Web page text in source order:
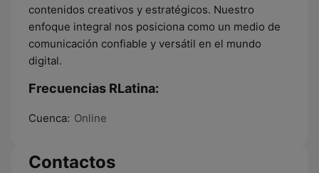
contenidos creativos y estratégicos. Nuestro
enfoque integral nos posiciona como un medio de
comunicación confiable y versátil en el mundo
digital.
Frecuencias RLatina:
Cuenca: Online
Contactos